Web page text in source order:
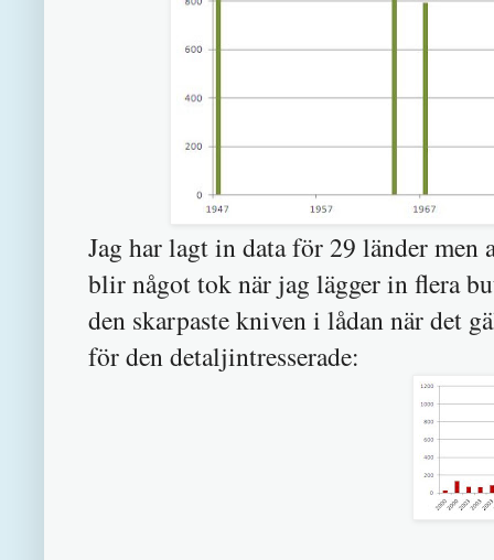
Jag har lagt in data för 29 länder
blir något tok när jag lägger in flera
den skarpaste kniven i lådan när det
för den detaljintresserade: